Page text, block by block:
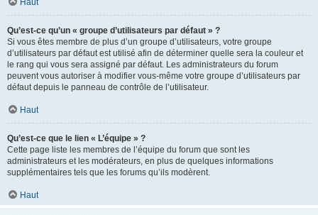
Haut
Qu’est-ce qu’un « groupe d’utilisateurs par défaut » ?
Si vous êtes membre de plus d’un groupe d’utilisateurs, votre groupe
d’utilisateurs par défaut est utilisé afin de déterminer quelle sera la couleur et
le rang qui vous sera assigné par défaut. Les administrateurs du forum
peuvent vous autoriser à modifier vous-même votre groupe d’utilisateurs par
défaut depuis le panneau de contrôle de l’utilisateur.
Haut
Qu’est-ce que le lien « L’équipe » ?
Cette page liste les membres de l’équipe du forum que sont les
administrateurs et les modérateurs, en plus de quelques informations
supplémentaires tels que les forums qu’ils modèrent.
Haut